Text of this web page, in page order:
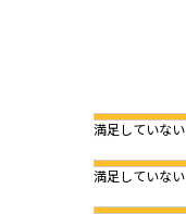
満足していない
満足していない